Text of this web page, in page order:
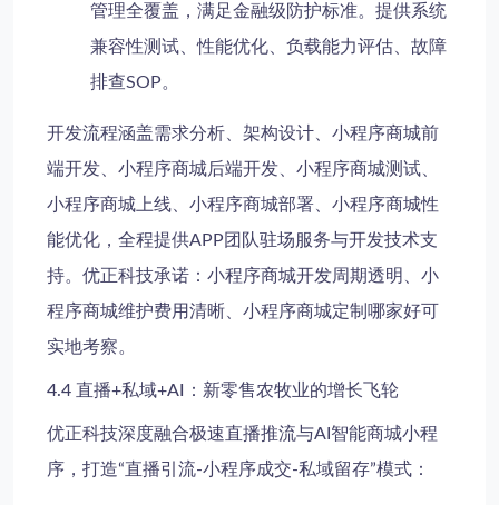
管理全覆盖，满足金融级防护标准。提供系统
兼容性测试、性能优化、负载能力评估、故障
排查SOP。
开发流程涵盖需求分析、架构设计、小程序商城前
端开发、小程序商城后端开发、小程序商城测试、
小程序商城上线、小程序商城部署、小程序商城性
能优化，全程提供APP团队驻场服务与开发技术支
持。优正科技承诺：小程序商城开发周期透明、小
程序商城维护费用清晰、小程序商城定制哪家好可
实地考察。
4.4 直播+私域+AI：新零售农牧业的增长飞轮
优正科技深度融合极速直播推流与AI智能商城小程
序，打造“直播引流-小程序成交-私域留存”模式：